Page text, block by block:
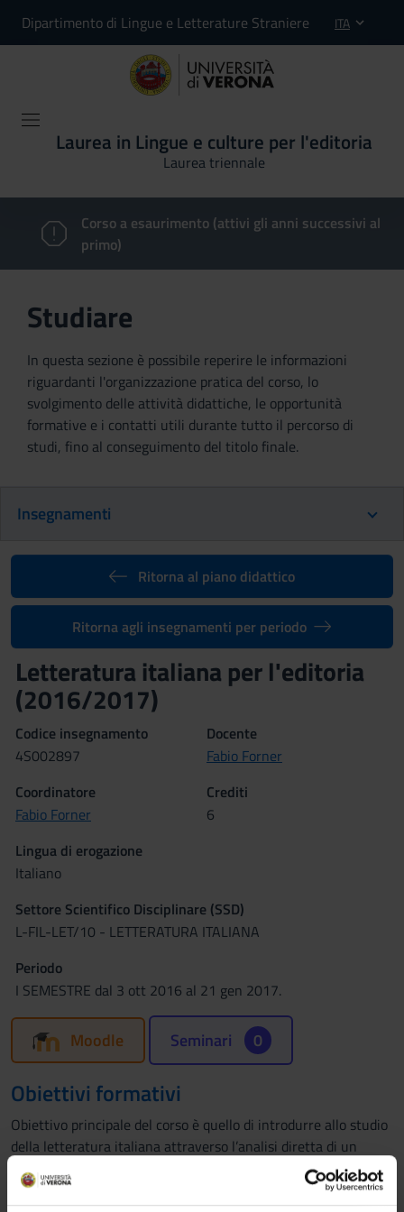
Dipartimento di Lingue e Letterature Straniere ITA
Laurea in Lingue e culture per l'editoria
Laurea triennale
Corso a esaurimento (attivi gli anni successivi al
primo)
Studiare
In questa sezione è possibile reperire le informazioni
riguardanti l'organizzazione pratica del corso, lo
svolgimento delle attività didattiche, le opportunità
formative e i contatti utili durante tutto il percorso di
studi, fino al conseguimento del titolo finale.
Insegnamenti
Ritorna al piano didattico
Ritorna agli insegnamenti per periodo
Letteratura italiana per l'editoria
(2016/2017)
Codice insegnamento
4S002897
Docente
Fabio Forner
Coordinatore
Fabio Forner
Crediti
6
Lingua di erogazione
Italiano
Settore Scientifico Disciplinare (SSD)
L-FIL-LET/10 - LETTERATURA ITALIANA
Periodo
I SEMESTRE dal 3 ott 2016 al 21 gen 2017.
Moodle Seminari 0
Obiettivi formativi
Obiettivo principale del corso è quello di introdurre allo studio
della letteratura italiana attraverso l’analisi diretta di un
corpus di testi rappresentativi di un tema di particolare rilievo.
Specifica attenzione verrà riservata agli autori del Settecento.